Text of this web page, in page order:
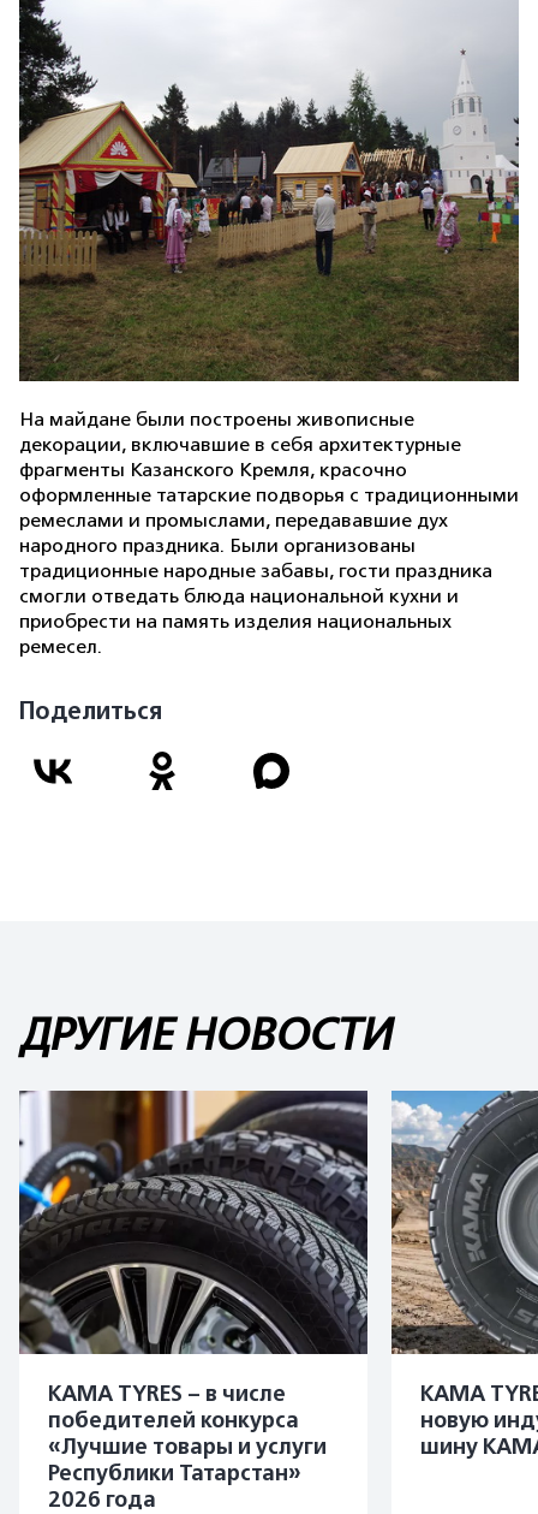
На майдане были построены живописные
декорации, включавшие в себя архитектурные
фрагменты Казанского Кремля, красочно
оформленные татарские подворья с традиционными
ремеслами и промыслами, передававшие дух
народного праздника. Были организованы
традиционные народные забавы, гости праздника
смогли отведать блюда национальной кухни и
приобрести на память изделия национальных
ремесел.
Поделиться
ДРУГИЕ НОВОСТИ
KAMA TYRES – в числе
победителей конкурса
«Лучшие товары и услуги
Республики Татарстан»
2026 года
KAMA
новую
шину